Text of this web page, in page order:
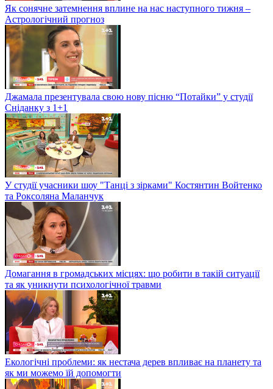
Як сонячне затемнення вплине на нас наступного тижня –
Астрологічний прогноз
Джамала презентувала свою нову пісню “Потайки” у студії
Сніданку з 1+1
У студії учасники шоу "Танці з зірками" Костянтин Войтенко
та Роксоляна Маланчук
Домагання в громадських місцях: що робити в такій ситуації
та як уникнути психологічної травми
Екологічні проблеми: як нестача дерев впливає на планету та
як ми можемо їй допомогти